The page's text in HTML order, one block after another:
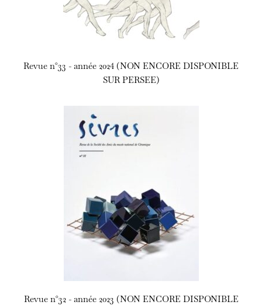
Revue n°33 - année 2024 (NON ENCORE DISPONIBLE
SUR PERSEE)
Revue n°32 - année 2023 (NON ENCORE DISPONIBLE